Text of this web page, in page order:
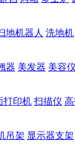
地机器人 洗地机
器 美发器 美容仪
打印机 扫描仪
吊架 显示器支架